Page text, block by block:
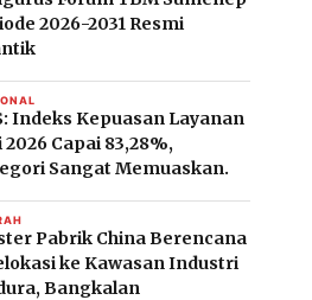
2026-2031 Resmi
Indeks Kepuasan Layanan
2026 Capai 83,28%,
Sangat Memuaskan.
Pabrik China Berencana
ke Kawasan Industri
Bangkalan